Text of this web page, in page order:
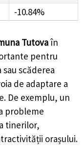
-10.84%
Tutovaîn
pentru
scăderea
de adaptare a
De exemplu, un
probleme
tinerilor,
orașului.